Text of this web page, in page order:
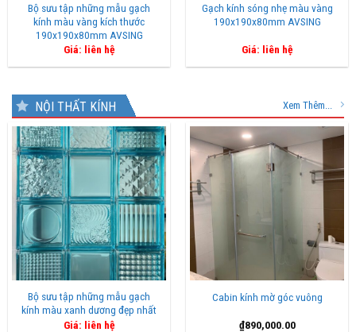
Bộ sưu tập những mẫu gạch
kính màu vàng kích thước
190x190x80mm AVSING
Giá: liên hệ
Gạch kính sóng nhẹ màu vàng
190x190x80mm AVSING
Giá: liên hệ
NỘI THẤT KÍNH Xem Thêm...
Bộ sưu tập những mẫu gạch
kính màu xanh dương đẹp nhất
Giá: liên hệ
Cabin kính mờ góc vuông
₫890,000.00